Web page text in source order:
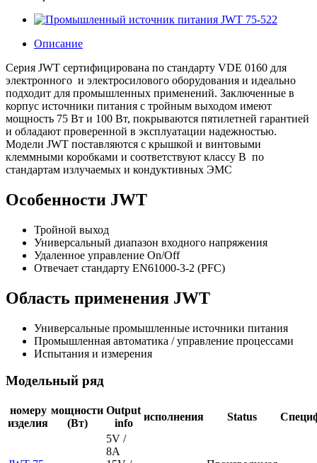
Описание
Cерия JWT сертифицирована по стандарту VDE 0160 для
электронного и электросилового оборудования и идеально
подходит для промышленных применений. Заключенные в
корпус источники питания с тройным выходом имеют
мощность 75 Вт и 100 Вт, покрываются пятилетней гарантией
и обладают проверенной в эксплуатации надежностью.
Модели JWT поставляются с крышкой и винтовыми
клеммными коробками и соответствуют классу В по
стандартам излучаемых и кондуктивных ЭМС
Особенности JWT
Тройной выход
Универсальный диапазон входного напряжения
Удаленное управление On/Off
Отвечает стандарту EN61000-3-2 (PFC)
Область применения JWT
Универсальные промышленные источники питания
Промышленная автоматика / управление процессами
Испытания и измерения
Модельный ряд
номеру
изделия
мощности
(Вт)
Output
info
исполнения Status
5V /
8A